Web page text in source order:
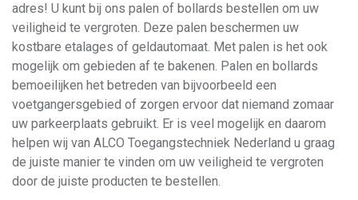
Contact
adres! U kunt bij ons palen of bollards bestellen om uw
veiligheid te vergroten. Deze palen beschermen uw
kostbare etalages of geldautomaat. Met palen is het ook
mogelijk om gebieden af te bakenen. Palen en bollards
bemoeilijken het betreden van bijvoorbeeld een
voetgangersgebied of zorgen ervoor dat niemand zomaar
uw parkeerplaats gebruikt. Er is veel mogelijk en daarom
helpen wij van ALCO Toegangstechniek Nederland u graag
de juiste manier te vinden om uw veiligheid te vergroten
door de juiste producten te bestellen.